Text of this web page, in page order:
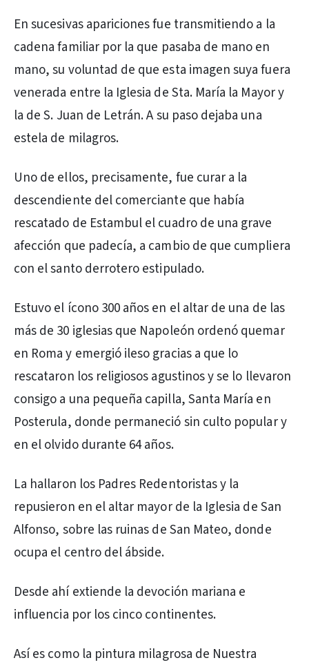
En sucesivas apariciones fue transmitiendo a la
cadena familiar por la que pasaba de mano en
mano, su voluntad de que esta imagen suya fuera
venerada entre la Iglesia de Sta. María la Mayor y
la de S. Juan de Letrán. A su paso dejaba una
estela de milagros.
Uno de ellos, precisamente, fue curar a la
descendiente del comerciante que había
rescatado de Estambul el cuadro de una grave
afección que padecía, a cambio de que cumpliera
con el santo derrotero estipulado.
Estuvo el ícono 300 años en el altar de una de las
más de 30 iglesias que Napoleón ordenó quemar
en Roma y emergió ileso gracias a que lo
rescataron los religiosos agustinos y se lo llevaron
consigo a una pequeña capilla, Santa María en
Posterula, donde permaneció sin culto popular y
en el olvido durante 64 años.
La hallaron los Padres Redentoristas y la
repusieron en el altar mayor de la Iglesia de San
Alfonso, sobre las ruinas de San Mateo, donde
ocupa el centro del ábside.
Desde ahí extiende la devoción mariana e
influencia por los cinco continentes.
Así es como la pintura milagrosa de Nuestra